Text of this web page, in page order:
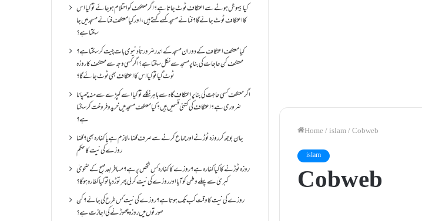
Home/islam/Cobweb
islam
Cobweb
کیا بیہوش ہونے سے اعتکاف ٹوٹ جاتا ہے؟ اگر معتکف کو احتلام ہو جائے تو کیا اس
کا اعتکاف ٹوٹ جائے گا؟فنائے مسجد کسے کہتے ہیں ، اور کیا معتکف فنائے مسجد میں جا
سکتا ہے؟
کیا معتکف اعتکاف کے دوران مسجد کے اندر ضرورتاً دنیوی بات چیت کر سکتا ہے؟
معتکف کن حاجات کی بنا پر مسجد سے نکل سکتا ہے؟ اگر کسی وجہ سے معتکف کا روزہ
ٹوٹ گیا تو کیا اس کا اعتکاف بھی ٹوٹ جائے گا؟
اگر معتکف کسی حاجت کی بنا پر اعتکاف گاہ سے باہر نکلے تو کیا اسے کپڑے سے منہ چھپانا
ضروری ہے؟اعتکاف کی کتنی قسمیں ہیں؟کیا معتکف مسجد میں خرید و فروخت کر سکتا
ہے؟
جان بوجھ کر روزہ ٹوڑنے اور جماع کرنے سے صرف قضاء لازم ہے یا کفارہ بھی؟ قضا
روزے کی نیت کا حکم
روزہ ٹوڑنے کا کیا کفارہ ہے؟روزے کا کفارہ کس شخص پر ہے؟ مسافر بعد صبح کے ضحویٰ
کبریٰ سے پہلے وطن کو آیا اور روزے کی نیت کر لی پھر توڑ دیا تو کیا کفارہ ہو گا؟
روزے کی نیت کا وقت کب تک ہوتا ہے؟ روزے کی نیت کس طرح کی جائے؟ کن
صورتوں میں روزہ چھوڑنے کی اجازت ہے؟